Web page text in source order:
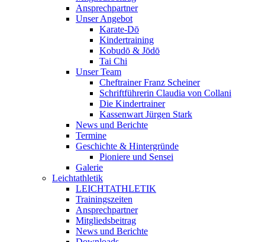
Ansprechpartner
Unser Angebot
Karate-Dō
Kindertraining
Kobudō & Jōdō
Tai Chi
Unser Team
Cheftrainer Franz Scheiner
Schriftführerin Claudia von Collani
Die Kindertrainer
Kassenwart Jürgen Stark
News und Berichte
Termine
Geschichte & Hintergründe
Pioniere und Sensei
Galerie
Leichtathletik
LEICHTATHLETIK
Trainingszeiten
Ansprechpartner
Mitgliedsbeitrag
News und Berichte